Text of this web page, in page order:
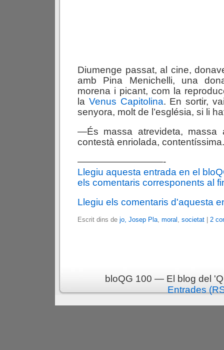
Diumenge passat, al cine,
amb Pina Menichelli, una
morena i picant, com la
la Venus Capitolina. En sortir,
senyora, molt de l’església, si li
—És massa atrevideta,
contestà enriolada, contentíssima.
—————————-
Llegiu aquesta entrada en el
els comentaris corresponents al
Llegiu els comentaris d'aquesta
Escrit dins de jo, Josep Pla, moral , societat 2
bloQG 100 — El blog del
Entrades